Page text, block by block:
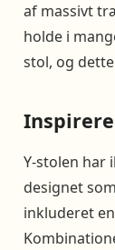
af massivt
holde i
stol, og
Y-stolen har
designet
inkluderet